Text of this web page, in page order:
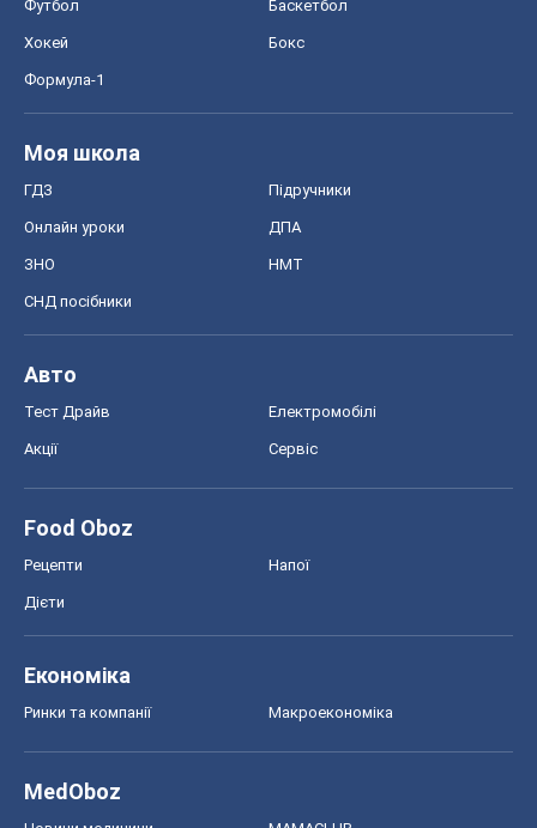
Футбол Баскетбол
Хокей Бокс
Формула-1
Моя школа
ГДЗ Підручники
Онлайн уроки ДПА
ЗНО НМТ
СНД посібники
Авто
Тест Драйв Електромобілі
Акції Сервіс
Food Oboz
Рецепти Напої
Дієти
Економіка
Ринки та компанії Макроекономіка
MedOboz